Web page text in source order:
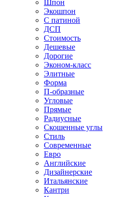
Шпон
Экошпон
С патиной
ДСП
Стоимость
Дешевые
Дорогие
Эконом-класс
Элитные
Форма
П-образные
Угловые
Прямые
Радиусные
Скошенные углы
Стиль
Современные
Евро
Английские
Дизайнерские
Итальянские
Кантри